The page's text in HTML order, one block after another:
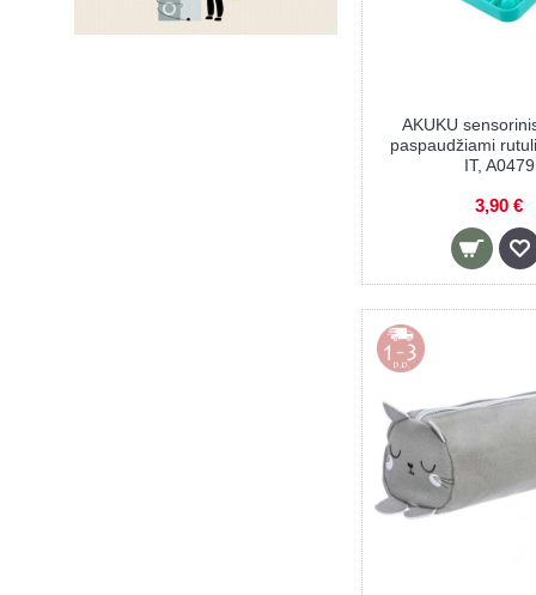
ZIMPLI KIDS (14)
AKUKU
paspaudžiami
IT, A0479
3,90 €